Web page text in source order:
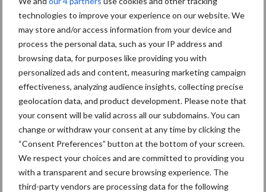
technologies to improve your experience on our website. We
may store and/or access information from your device and
process the personal data, such as your IP address and
browsing data, for purposes like providing you with
personalized ads and content, measuring marketing campaign
effectiveness, analyzing audience insights, collecting precise
geolocation data, and product development. Please note that
your consent will be valid across all our subdomains. You can
change or withdraw your consent at any time by clicking the
“Consent Preferences” button at the bottom of your screen.
We respect your choices and are committed to providing you
with a transparent and secure browsing experience. The
third-party vendors are processing data for the following
Hervorming flexibele
arbeidscontracten kent
mitsen en maren
Thema's Vakpartners
Coronavirus UVC